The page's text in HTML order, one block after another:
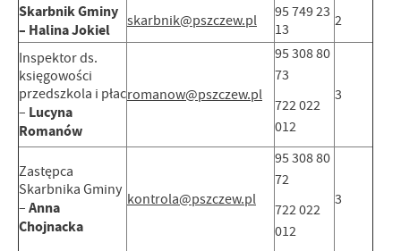
Skarbnik Gminy
– Halina Jokiel
skarbnik@pszczew.pl
95 749 23
13
2
Inspektor ds.
księgowości
przedszkola i płac
– Lucyna
Romanów
romanow@pszczew.pl
95 308 80
73
722 022
012
3
Zastępca
Skarbnika Gminy
– Anna
Chojnacka
kontrola@pszczew.pl
95 308 80
72
722 022
012
3